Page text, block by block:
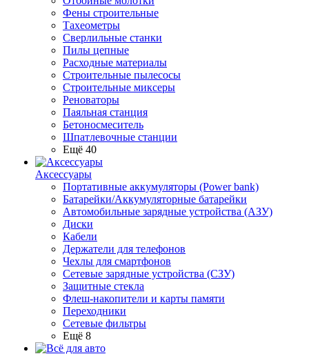
Фены строительные
Тахеометры
Сверлильные станки
Пилы цепные
Расходные материалы
Строительные пылесосы
Строительные миксеры
Реноваторы
Паяльная станция
Бетоносмеситель
Шпатлевочные станции
Ещё 40
Аксессуары
Портативные аккумуляторы (Power bank)
Батарейки/Аккумуляторные батарейки
Автомобильные зарядные устройства (АЗУ)
Диски
Кабели
Держатели для телефонов
Чехлы для смартфонов
Сетевые зарядные устройства (СЗУ)
Защитные стекла
Флеш-накопители и карты памяти
Переходники
Сетевые фильтры
Ещё 8